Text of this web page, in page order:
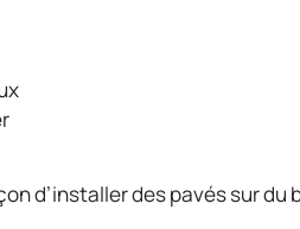
d’installer des pavés sur